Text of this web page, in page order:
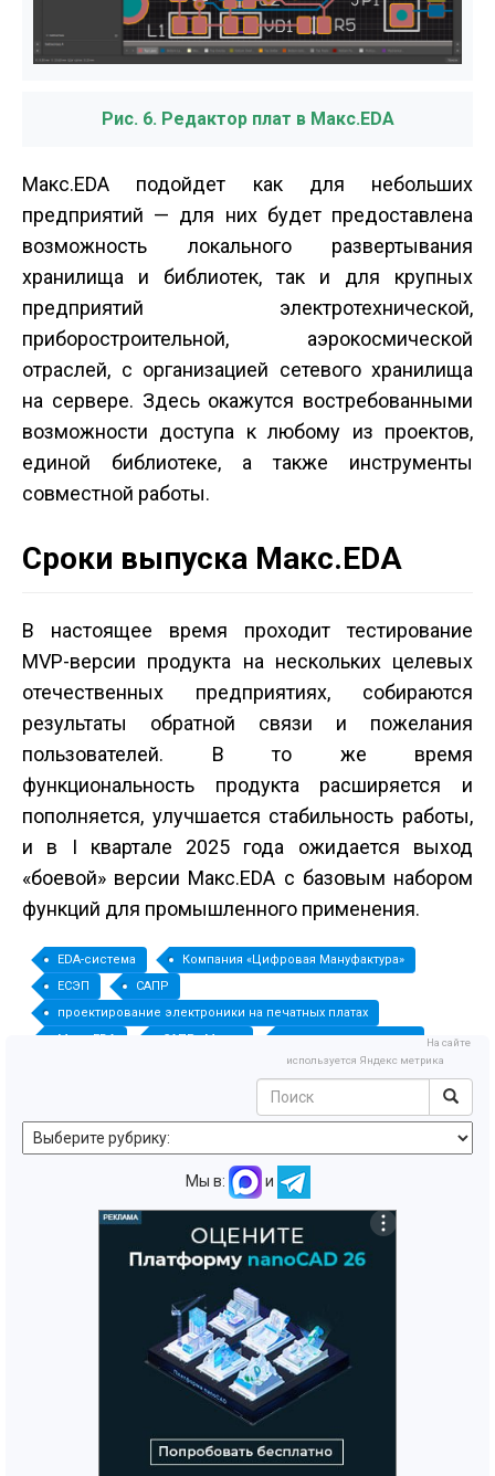
Рис. 6. Редактор плат в Макс.EDA
Макс.EDA подойдет как для небольших
предприятий — для них будет предоставлена
возможность локального развертывания
хранилища и библиотек, так и для крупных
предприятий электротехнической,
приборостроительной, аэрокосмической
отраслей, с организацией сетевого хранилища
на сервере. Здесь окажутся востребованными
возможности доступа к любому из проектов,
единой библиотеке, а также инструменты
совместной работы.
Сроки выпуска Макс.EDA
В настоящее время проходит тестирование
MVP-версии продукта на нескольких целевых
отечественных предприятиях, собираются
результаты обратной связи и пожелания
пользователей. В то же время
функциональность продукта расширяется и
пополняется, улучшается стабильность работы,
и в I квартале 2025 года ожидается выход
«боевой» версии Макс.EDA с базовым набором
функций для промышленного применения.
EDA-система
Компания «Цифровая Мануфактура»
ЕСЭП
САПР
проектирование электроники на печатных платах
Макс.EDA
САПР «Макс»
импортозамещение
На сайте
используется Яндекс метрика
Мы в: и